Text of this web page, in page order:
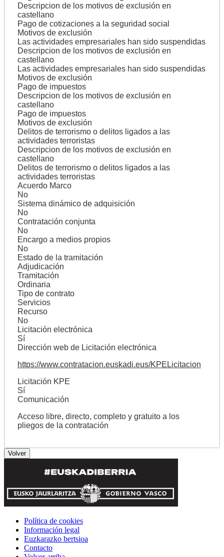
Descripcion de los motivos de exclusión en
castellano
Pago de cotizaciones a la seguridad social
Motivos de exclusión
Las actividades empresariales han sido suspendidas
Descripcion de los motivos de exclusión en
castellano
Las actividades empresariales han sido suspendidas
Motivos de exclusión
Pago de impuestos
Descripcion de los motivos de exclusión en
castellano
Pago de impuestos
Motivos de exclusión
Delitos de terrorismo o delitos ligados a las
actividades terroristas
Descripcion de los motivos de exclusión en
castellano
Delitos de terrorismo o delitos ligados a las
actividades terroristas
Acuerdo Marco
No
Sistema dinámico de adquisición
No
Contratación conjunta
No
Encargo a medios propios
No
Estado de la tramitación
Adjudicación
Tramitación
Ordinaria
Tipo de contrato
Servicios
Recurso
No
Licitación electrónica
Sí
Dirección web de Licitación electrónica
https://www.contratacion.euskadi.eus/KPELicitacion
Licitación KPE
Sí
Comunicación
Acceso libre, directo, completo y gratuito a los
pliegos de la contratación
Política de cookies
Información legal
Euzkarazko bertsioa
Contacto